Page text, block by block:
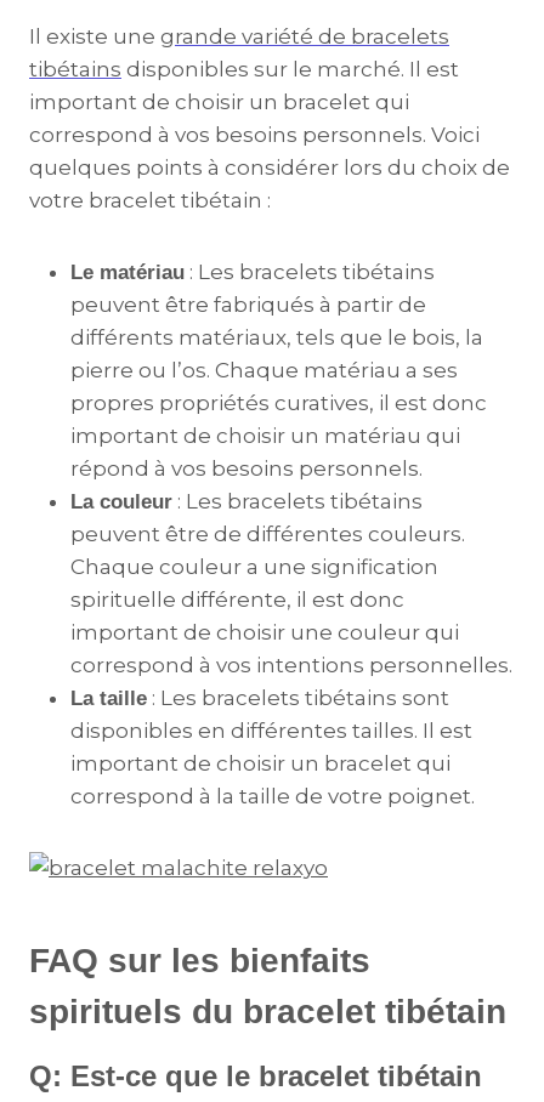
Il existe une grande variété de bracelets
tibétains disponibles sur le marché. Il est
important de choisir un bracelet qui
correspond à vos besoins personnels. Voici
quelques points à considérer lors du choix de
votre bracelet tibétain :
Le matériau : Les bracelets tibétains
peuvent être fabriqués à partir de
différents matériaux, tels que le bois, la
pierre ou l’os. Chaque matériau a ses
propres propriétés curatives, il est donc
important de choisir un matériau qui
répond à vos besoins personnels.
La couleur : Les bracelets tibétains
peuvent être de différentes couleurs.
Chaque couleur a une signification
spirituelle différente, il est donc
important de choisir une couleur qui
correspond à vos intentions personnelles.
La taille : Les bracelets tibétains sont
disponibles en différentes tailles. Il est
important de choisir un bracelet qui
correspond à la taille de votre poignet.
FAQ sur les bienfaits
spirituels du bracelet tibétain
Q: Est-ce que le bracelet tibétain